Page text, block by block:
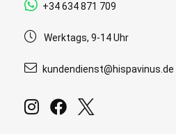
+34 634 871 709
Werktags, 9-14 Uhr
kundendienst@hispavinus.de